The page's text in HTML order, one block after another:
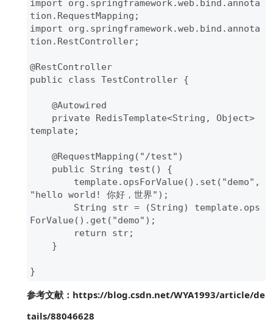
import org.springframework.web.bind.annota
tion.RequestMapping;
import org.springframework.web.bind.annota
tion.RestController;
@RestController
public class TestController {
template;
"hello world! 你好，世界");
ForValue().get("demo");
}
参考文献：https://blog.csdn.net/WYA1993/article/de
tails/88046628